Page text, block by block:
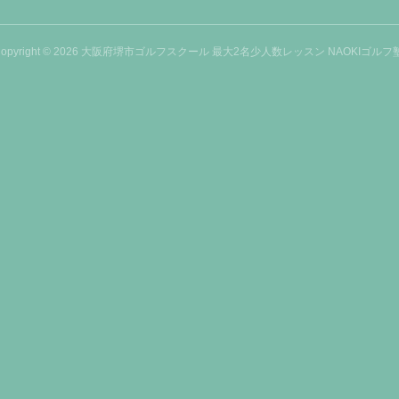
© 2026 大阪府堺市ゴルフスクール 最大2名少人数レッスン NAOKIゴルフ